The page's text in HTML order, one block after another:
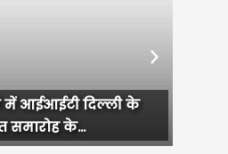
के उपमुख्यमंत्री एकनाथ
Next